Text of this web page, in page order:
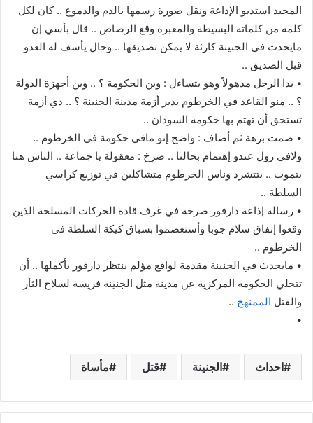
المجيد استديو الإذاعة ونقل صورة رسمها بالدم والدموع .. كان لكل
كلمة من كلماته البسيطة والمعبرة وقع الرصاص .. قال بأسي إن
مايحدث في الجنينة كارثة لا يمكن تصديقها .. وحال يأسف له العدو
قبل الصديق ..
• بدا الرجل مذهولاً وهو يتساءل : وين الحكومة ؟ .. وين أجهزة الدولة
؟ .. منو القاعد في الخرطوم يدير أزمة مدينة الجنينة ؟ .. دي أزمة
تستحق أن تهتم بها حكومة السودان ..
• صمت برهة ثم أضاف : واضح إنو مافي حكومة في الخرطوم ..
ولافي زول عندو إهتمام بحالنا .. صرخ : معقولة يا جماعة .. الناس هنا
بتموت .. بتتشرد وناس الخرطوم متشاكلين في توزيع كراسي
السلطة ..
• رسالة إذاعة دارفور صرخة في غرف قادة الحركات المسلحة الذين
وقعوا إتفاق سلام جوبا وأستعصموا بسباق كيكة السلطة في
الخرطوم ..
• مايحدث في الجنينة مقدمة لواقع مؤلم ينتظر دارفور بأكملها .. أن
تتخلي الحكومة المركزية عن مدينة مثل الجنينة فريسة لسلاح الثأر
والقتل الممنهج ..
•
احداث الجنينة قتل مأساة